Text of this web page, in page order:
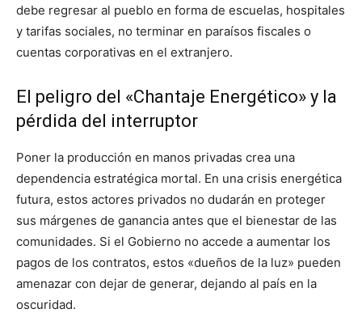
debe regresar al pueblo en forma de escuelas, hospitales
y tarifas sociales, no terminar en paraísos fiscales o
cuentas corporativas en el extranjero.
El peligro del «Chantaje Energético» y la
pérdida del interruptor
Poner la producción en manos privadas crea una
dependencia estratégica mortal. En una crisis energética
futura, estos actores privados no dudarán en proteger
sus márgenes de ganancia antes que el bienestar de las
comunidades. Si el Gobierno no accede a aumentar los
pagos de los contratos, estos «dueños de la luz» pueden
amenazar con dejar de generar, dejando al país en la
oscuridad.